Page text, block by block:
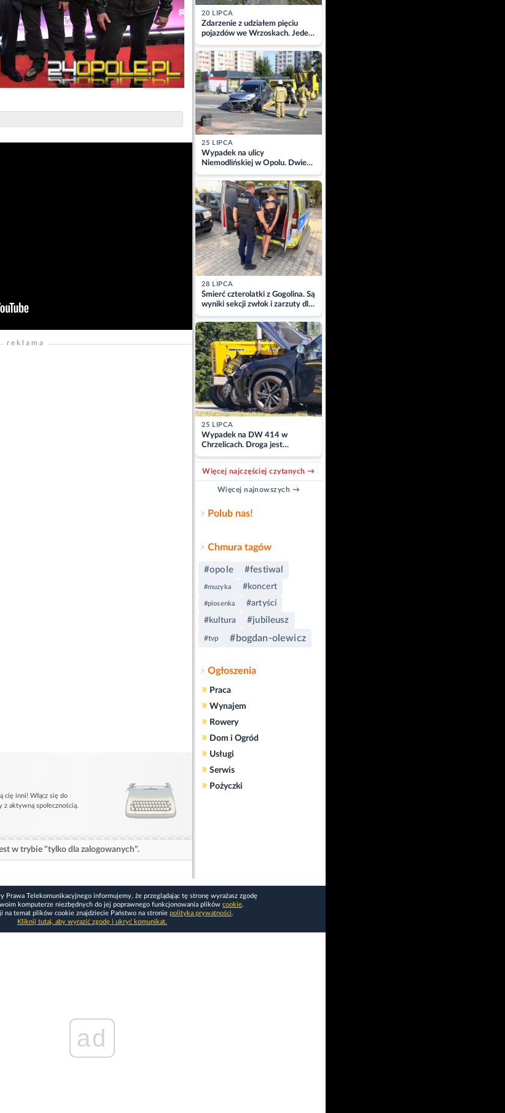
reklama
cię inni! Włącz się do
aktywną społecznością.
w trybie "tylko dla zalogowanych".
20 LIPCA
Zdarzenie z udziałem pięciu
pojazdów we Wrzoskach. Jeden
z kierowców zabrany w
kajdankach
25 LIPCA
Wypadek na ulicy
Niemodlińskiej w Opolu. Dwie
osoby w szpitalu
28 LIPCA
Śmierć czterolatki z Gogolina. Są
wyniki sekcji zwłok i zarzuty dla
matki
25 LIPCA
Wypadek na DW 414 w
Chrzelicach. Droga jest
zablokowana
Więcej najczęściej czytanych →
Więcej najnowszych →
Polub nas!
Chmura tagów
#opole #festiwal
#muzyka #koncert
#piosenka
#artyści
#kultura
#jubileusz
#tvp #bogdan-olewicz
Ogłoszenia
» Praca
» Wynajem
» Rowery
» Dom i Ogród
» Usługi
» Serwis
» Pożyczki
Prawa Telekomunikacyjnego informujemy, że przeglądając tę stronę wyrażasz zgodę
komputerze niezbędnych do jej poprawnego funkcjonowania plików cookie.
na temat plików cookie znajdziecie Państwo na stronie polityka prywatności.
Kliknij tutaj, aby wyrazić zgodę i ukryć komunikat.
ad